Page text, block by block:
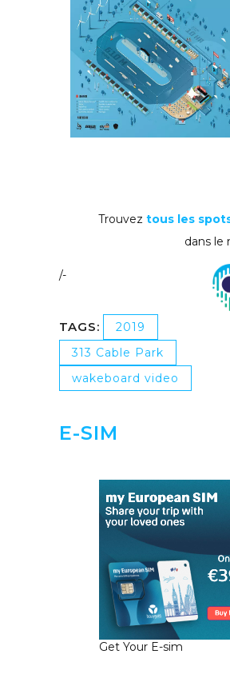
Trouvez tous les
dans le
/-
TAGS:
2019
313 Cable Park
wakeboard video
E-SIM
Get Your E-sim